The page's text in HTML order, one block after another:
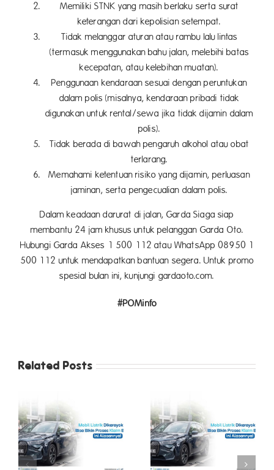
Memiliki STNK yang masih berlaku serta surat
keterangan dari kepolisian setempat.
Tidak melanggar aturan atau rambu lalu lintas
(termasuk menggunakan bahu jalan, melebihi batas
kecepatan, atau kelebihan muatan).
Penggunaan kendaraan sesuai dengan peruntukan
dalam polis (misalnya, kendaraan pribadi tidak
digunakan untuk rental/sewa jika tidak dijamin dalam
polis).
Tidak berada di bawah pengaruh alkohol atau obat
terlarang.
Memahami ketentuan risiko yang dijamin, perluasan
jaminan, serta pengecualian dalam polis.
Dalam keadaan darurat di jalan, Garda Siaga siap
membantu 24 jam khusus untuk pelanggan Garda Oto.
Hubungi Garda Akses 1 500 112 atau WhatsApp 08950 1
500 112 untuk mendapatkan bantuan segera. Untuk promo
spesial bulan ini, kunjungi gardaoto.com.
#POMinfo
Related Posts